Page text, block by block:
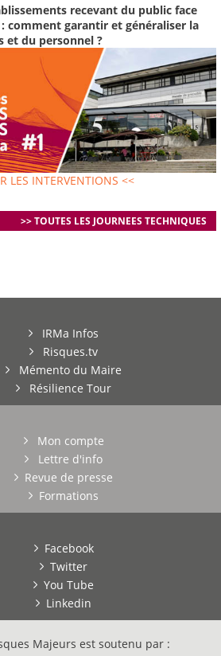
recevant du public face
comment garantir et généraliser la
et du personnel ?
LES INTERVENTIONS <<
>> TOUTES LES JOURNEES TECHNIQUES
IRMa Infos
Risques.tv
Mémento du Maire
Résilience Tour
Mon compte
Lettre d'info
Revue de presse
Formations
Facebook
Twitter
You Tube
Linkedin
Majeurs est soutenu par :